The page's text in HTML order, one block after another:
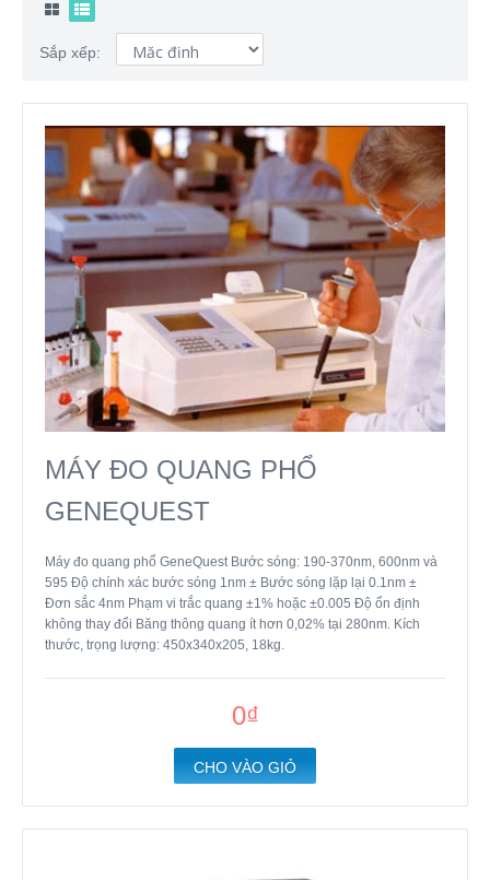
Sắp xếp:
MÁY ĐO QUANG PHỔ
GENEQUEST
Máy đo quang phổ GeneQuest Bước sóng: 190-370nm, 600nm và
595 Độ chính xác bước sóng 1nm ± Bước sóng lặp lại 0.1nm ±
Đơn sắc 4nm Phạm vi trắc quang ±1% hoặc ±0.005 Độ ổn định
không thay đổi Băng thông quang ít hơn 0,02% tại 280nm. Kích
thước, trọng lượng: 450x340x205, 18kg.
0₫
CHO VÀO GIỎ